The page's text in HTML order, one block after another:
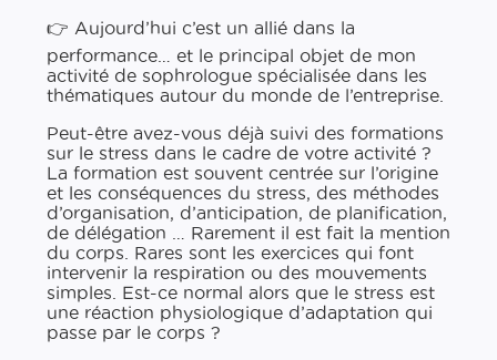
👉 Aujourd’hui c’est un allié dans la
performance… et le principal objet de mon
activité de sophrologue spécialisée dans les
thématiques autour du monde de l’entreprise.
Peut-​être avez-​vous déjà suivi des formations
sur le stress dans le cadre de votre activité ?
La formation est souvent centrée sur l’origine
et les conséquences du stress, des méthodes
d’organisation, d’anticipation, de planification,
de délégation … Rarement il est fait la mention
du corps. Rares sont les exercices qui font
intervenir la respiration ou des mouvements
simples. Est-​ce normal alors que le stress est
une réaction physiologique d’adaptation qui
passe par le corps ?